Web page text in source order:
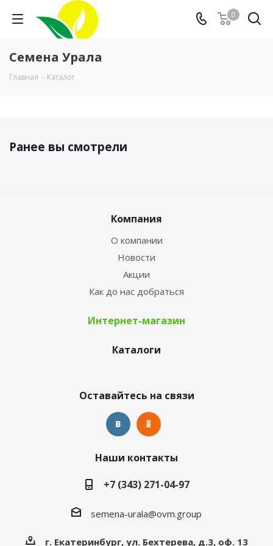
0
Семена Урала
Главная - Каталог
Ранее вы смотрели
Компания
О компании
Новости
Акции
Как до нас добраться
Интернет-магазин
Каталоги
Оставайтесь на связи
Наши контакты
+7 (343) 271-04-97
semena-urala@ovm.group
г. Екатеринбург, ул. Бехтерева, д.3, оф. 13